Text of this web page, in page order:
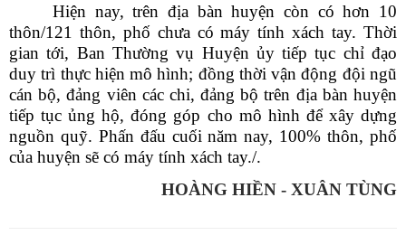
Hiện nay, trên địa bàn huyện còn có hơn 10
thôn/121 thôn, phố chưa có máy tính xách tay. Thời
gian tới, Ban Thường vụ Huyện ủy tiếp tục chỉ đạo
duy trì thực hiện mô hình; đồng thời vận động đội ngũ
cán bộ, đảng viên các chi, đảng bộ trên địa bàn huyện
tiếp tục ủng hộ, đóng góp cho mô hình để xây dựng
nguồn quỹ. Phấn đấu cuối năm nay, 100% thôn, phố
của huyện sẽ có máy tính xách tay./.
HOÀNG HIỀN - XUÂN TÙNG